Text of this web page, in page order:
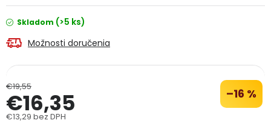
PODPORA
Reklamačný formulár
Podmienky ochrany osobných údajov
Skladom (>5 ks)
Možnosti doručenia
€19,55 –16 %
€16,35
€13,29 bez DPH